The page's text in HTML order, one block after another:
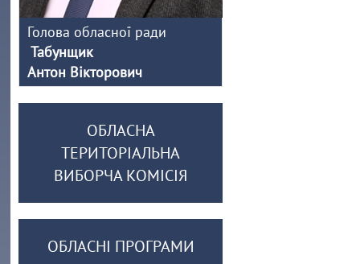
Голова обласної ради
Табунщик
Антон Вікторович
ОБЛАСНА
ТЕРИТОРІАЛЬНА
ВИБОРЧА КОМІСІЯ
ОБЛАСНІ ПРОГРАМИ